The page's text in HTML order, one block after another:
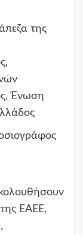
της
Ένωση
ΕΑΕΕ,